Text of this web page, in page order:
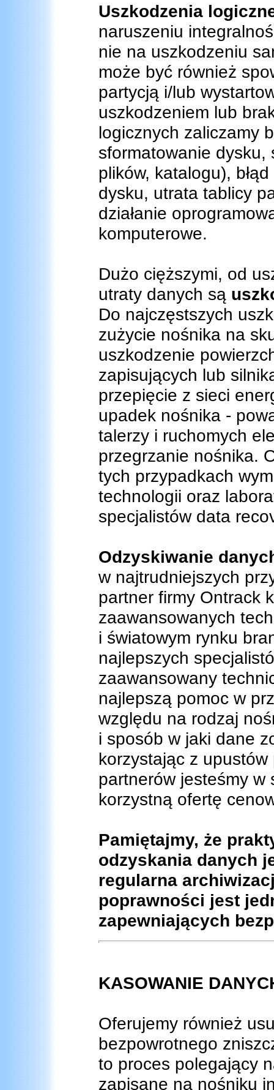
Uszkodzenia
naruszeniu
nie na uszkodzeniu
może być również
partycją i/lub
uszkodzeniem lub
logicznych zaliczamy
sformatowanie
plików, katalogu),
dysku, utrata tablicy
działanie
komputerowe.
Dużo cięższymi, od
utraty danych są
Do najczęstszych
zużycie nośnika na
uszkodzenie
zapisujących lub
przepięcie z sieci
upadek nośnika -
talerzy i ruchomych
przegrzanie nośnika.
tych przypadkach
technologii oraz
specjalistów data
Odzyskiwanie
w najtrudniejszych
partner firmy Ontrack
zaawansowanych
i światowym rynku
najlepszych
zaawansowany
najlepszą pomoc w
względu na rodzaj
i sposób w jaki dane
korzystając z upustów
partnerów jesteśmy w
korzystną ofertę
Pamiętajmy, że
odzyskania danych
regularna
poprawności jest
zapewniających
KASOWANIE
Oferujemy również
bezpowrotnego
to proces polegający
zapisane na nośniku